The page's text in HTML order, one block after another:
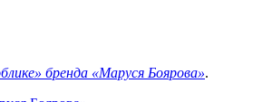
бренда «Маруся Боярова».